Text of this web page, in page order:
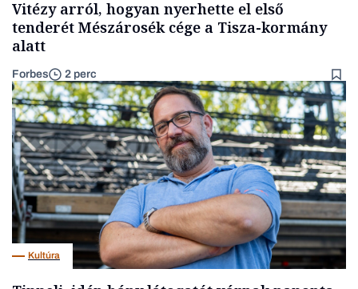
Vitézy arról, hogyan nyerhette el első
tenderét Mészárosék cége a Tisza-kormány
alatt
Forbes 2 perc
Kultúra